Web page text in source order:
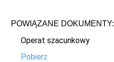
POWIĄZANE DOKUMENTY:
Operat szacunkowy
Pobierz